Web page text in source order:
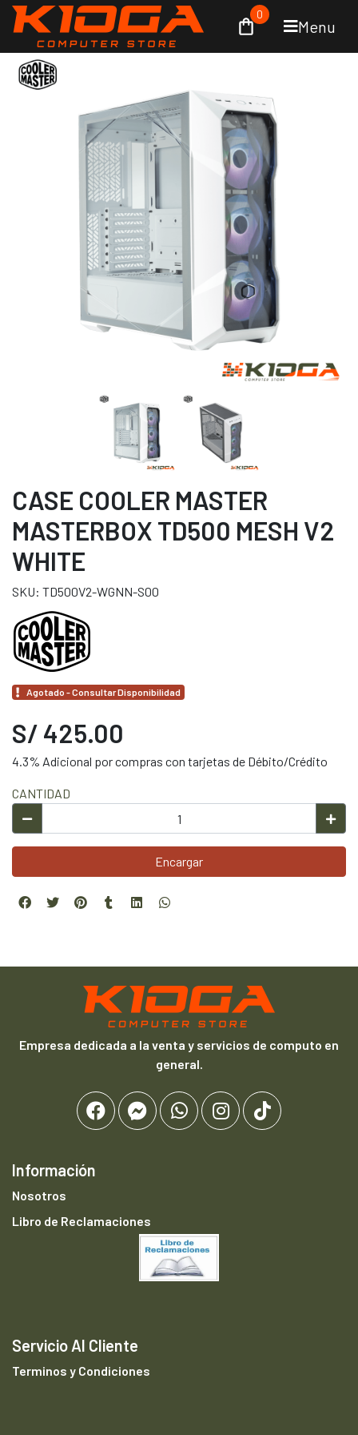
Menu
0
CASE COOLER MASTER
MASTERBOX TD500 MESH V2
WHITE
SKU: TD500V2-WGNN-S00
Agotado - Consultar Disponibilidad
S/ 425.00
4.3% Adicional por compras con tarjetas de Débito/Crédito
CANTIDAD
Encargar
Empresa dedicada a la venta y servicios de computo en
general.
Información
Nosotros
Libro de Reclamaciones
Servicio Al Cliente
Terminos y Condiciones